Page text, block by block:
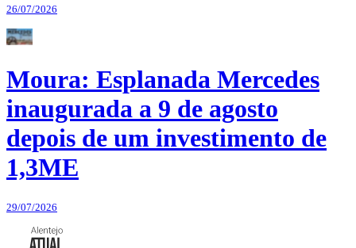
26/07/2026
Moura: Esplanada Mercedes
inaugurada a 9 de agosto
depois de um investimento de
1,3ME
29/07/2026